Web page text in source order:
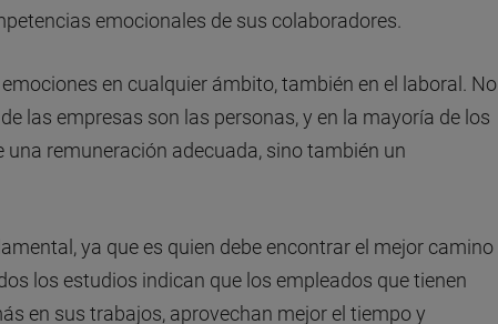
emocionales de sus colaboradores.
en cualquier ámbito, también en el laboral. No
las empresas son las personas, y en la mayoría de los
remuneración adecuada, sino también un
ya que es quien debe encontrar el mejor camino
los estudios indican que los empleados que tienen
en sus trabajos, aprovechan mejor el tiempo y